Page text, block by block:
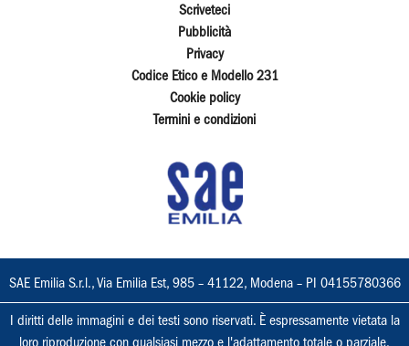
Scriveteci
Pubblicità
Privacy
Codice Etico e Modello 231
Cookie policy
Termini e condizioni
SAE Emilia S.r.l., Via Emilia Est, 985 – 41122, Modena – PI 04155780366
I diritti delle immagini e dei testi sono riservati. È espressamente vietata la
loro riproduzione con qualsiasi mezzo e l'adattamento totale o parziale.